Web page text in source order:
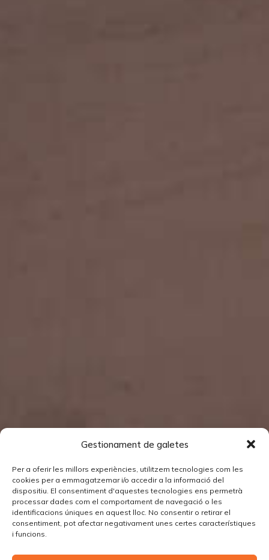
Gestionament de galetes
Per a oferir les millors experiències, utilitzem tecnologies com les
cookies per a emmagatzemar i/o accedir a la informació del
dispositiu. El consentiment d'aquestes tecnologies ens permetrà
processar dades com el comportament de navegació o les
identificacions úniques en aquest lloc. No consentir o retirar el
consentiment, pot afectar negativament unes certes característiques
i funcions.